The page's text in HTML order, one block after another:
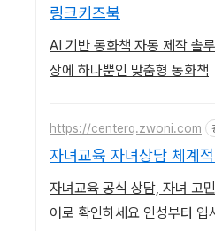
링크키즈북
AI 기반 동화책 자동 제작 솔
상에 하나뿐인 맞춤형 동화책
https://centerq.zwoni.com
자녀교육 자녀상담 체계
춤 교육
자녀교육 공식 상담, 자녀 고
어로 확인하세요 인성부터 입